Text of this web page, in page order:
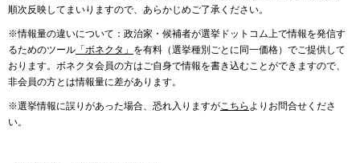
順次反映してまいりますので、あらかじめご了承ください。
※情報量の違いについて：政治家・候補者が選挙ドットコム上で情報を発信す
るためのツール 「ボネクタ」 を有料（選挙種別ごとに同一価格）でご提供して
おります。ボネクタ会員の方はご自身で情報を書き込むことができますので、
非会員の方とは情報量に差があります。
※選挙情報に誤りがあった場合、恐れ入りますがこちら よりお問合せくださ
い。